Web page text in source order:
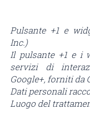
Pulsante +1 e
Inc.)
Il pulsante +1 e i
servizi di
Google+, forniti da
Dati personali
Luogo del